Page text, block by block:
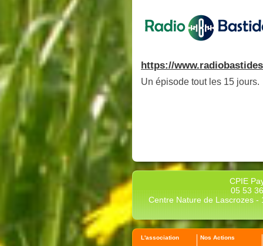
https://
Un épisode tout les 15 jours.
CPIE
05 53
Centre Nature de Lascrozes -
L'association
Nos Actions